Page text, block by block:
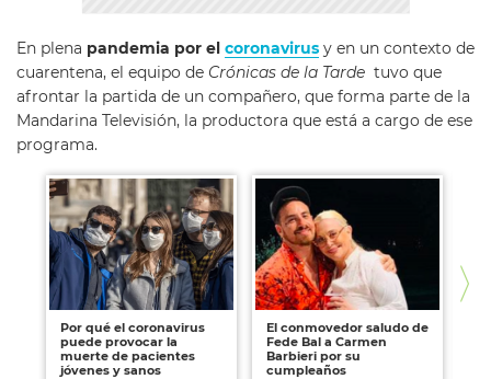
En plena pandemia por el coronavirus y en un contexto de
cuarentena, el equipo de Crónicas de la Tarde tuvo que
afrontar la partida de un compañero, que forma parte de la
Mandarina Televisión, la productora que está a cargo de ese
programa.
Por qué el coronavirus
puede provocar la
muerte de pacientes
jóvenes y sanos
El conmovedor saludo de
Fede Bal a Carmen
Barbieri por su
cumpleaños